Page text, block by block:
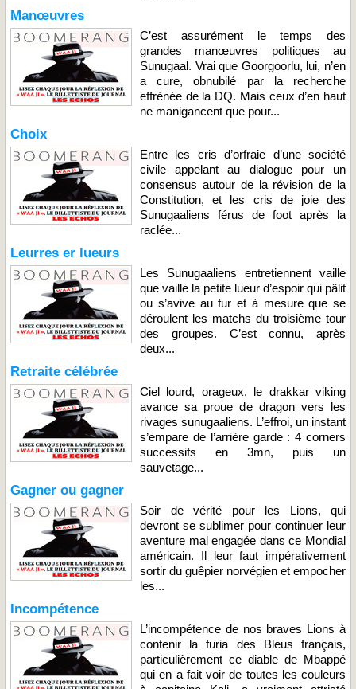
Manœuvres
C’est assurément le temps des
grandes manœuvres politiques au
Sunugaal. Vrai que Goorgoorlu, lui, n’en
a cure, obnubilé par la recherche
effrénée de la DQ. Mais ceux d’en haut
ne manigancent que pour...
Choix
Entre les cris d’orfraie d’une société
civile appelant au dialogue pour un
consensus autour de la révision de la
Constitution, et les cris de joie des
Sunugaaliens férus de foot après la
raclée...
Leurres er lueurs
Les Sunugaaliens entretiennent vaille
que vaille la petite lueur d’espoir qui pâlit
ou s’avive au fur et à mesure que se
déroulent les matchs du troisième tour
des groupes. C’est connu, après
deux...
Retraite célébrée
Ciel lourd, orageux, le drakkar viking
avance sa proue de dragon vers les
rivages sunugaaliens. L’effroi, un instant
s’empare de l’arrière garde : 4 corners
successifs en 3mn, puis un
sauvetage...
Gagner ou gagner
Soir de vérité pour les Lions, qui
devront se sublimer pour continuer leur
aventure mal engagée dans ce Mondial
américain. Il leur faut impérativement
sortir du guêpier norvégien et empocher
les...
Incompétence
L’incompétence de nos braves Lions à
contenir la furia des Bleus français,
particulièrement ce diable de Mbappé
qui en a fait voir de toutes les couleurs